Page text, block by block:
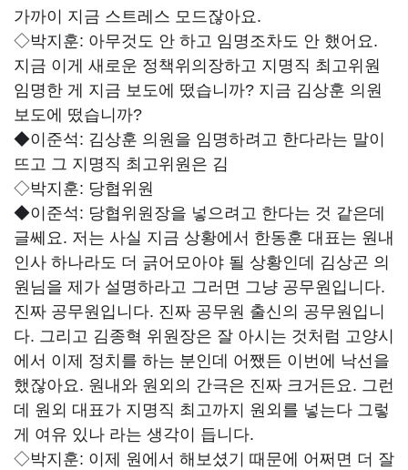
가까이 지금 스트레스 모드잖아요.
◇박지훈: 아무것도 안 하고 임명조차도 안 했어요.
지금 이게 새로운 정책위의장하고 지명직 최고위원
임명한 게 지금 보도에 떴습니까? 지금 김상훈 의원
보도에 떴습니까?
◆이준석: 김상훈 의원을 임명하려고 한다라는 말이
뜨고 그 지명직 최고위원은 김
◇박지훈: 당협위원
◆이준석: 당협위원장을 넣으려고 한다는 것 같은데
글쎄요. 저는 사실 지금 상황에서 한동훈 대표는 원내
인사 하나라도 더 긁어모아야 될 상황인데 김상곤 의
원님을 제가 설명하라고 그러면 그냥 공무원입니다.
진짜 공무원입니다. 진짜 공무원 출신의 공무원입니
다. 그리고 김종혁 위원장은 잘 아시는 것처럼 고양시
에서 이제 정치를 하는 분인데 어쨌든 이번에 낙선을
했잖아요. 원내와 원외의 간극은 진짜 크거든요. 그런
데 원외 대표가 지명직 최고까지 원외를 넣는다 그렇
게 여유 있나 라는 생각이 듭니다.
◇박지훈: 이제 원에서 해보셨기 때문에 어쩌면 더 잘